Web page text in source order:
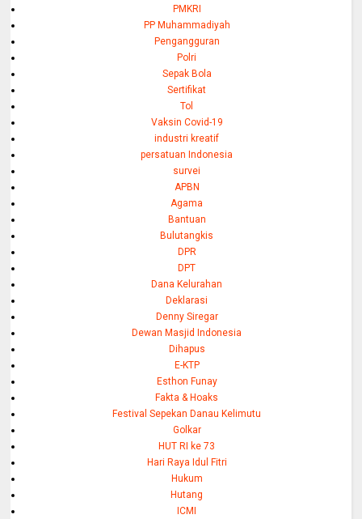
PMKRI
PP Muhammadiyah
Pengangguran
Polri
Sepak Bola
Sertifikat
Tol
Vaksin Covid-19
industri kreatif
persatuan Indonesia
survei
APBN
Agama
Bantuan
Bulutangkis
DPR
DPT
Dana Kelurahan
Deklarasi
Denny Siregar
Dewan Masjid Indonesia
Dihapus
E-KTP
Esthon Funay
Fakta & Hoaks
Festival Sepekan Danau Kelimutu
Golkar
HUT RI ke 73
Hari Raya Idul Fitri
Hukum
Hutang
ICMI